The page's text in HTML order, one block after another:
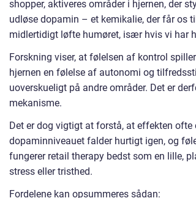
shopper, aktiveres områder i hjernen, der
udløse dopamin – et kemikalie, der får os
midlertidigt løfte humøret, især hvis vi har
Forskning viser, at følelsen af kontrol
hjernen en følelse af autonomi og
uoverskueligt på andre områder. Det er
mekanisme.
Det er dog vigtigt at forstå, at effekten ofte
dopaminniveauet falder hurtigt igen, og
fungerer retail therapy bedst som en lille,
stress eller tristhed.
Fordelene kan opsummeres sådan: